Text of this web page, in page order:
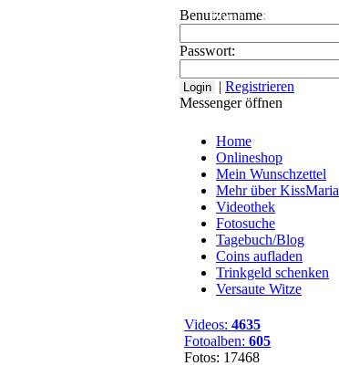
Home Onlineshop
Benutzername:
Passwort:
| Registrieren
Messenger öffnen
Home
Onlineshop
Mein Wunschzettel
Mehr über KissMaria
Videothek
Fotosuche
Tagebuch/Blog
Coins aufladen
Trinkgeld schenken
Versaute Witze
Videos: 4635
Fotoalben: 605
Fotos: 17468